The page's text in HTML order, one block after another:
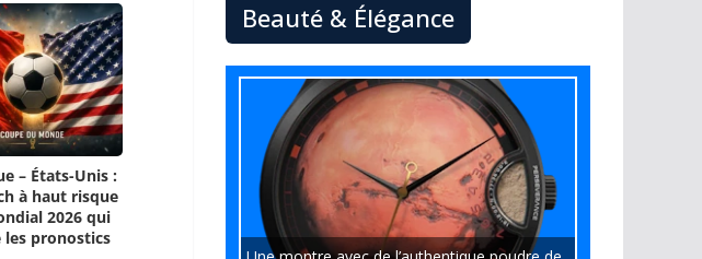
– États-Unis :
à haut risque
2026 qui
les pronostics
Beauté & Élégance